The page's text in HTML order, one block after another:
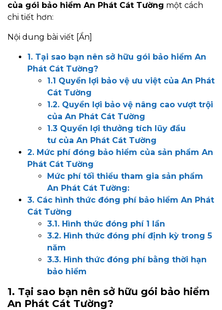
của gói bảo hiểm An Phát Cát Tường một cách
chi tiết hơn:
Nội dung bài viết [Ẩn]
1. Tại sao bạn nên sở hữu gói bảo hiểm An
Phát Cát Tường?
1.1 Quyền lợi bảo vệ ưu việt của An Phát
Cát Tường
1.2. Quyền lợi bảo vệ nâng cao vượt trội
của An Phát Cát Tường
1.3 Quyền lợi thưởng tích lũy đầu
tư của An Phát Cát Tường
2. Mức phí đóng bảo hiểm của sản phẩm An
Phát Cát Tường
Mức phí tối thiểu tham gia sản phẩm
An Phát Cát Tường:
3. Các hình thức đóng phí bảo hiểm An Phát
Cát Tường
3.1. Hình thức đóng phí 1 lần
3.2. Hình thức đóng phí định kỳ trong 5
năm
3.3. Hình thức đóng phí bằng thời hạn
bảo hiểm
1. Tại sao bạn nên sở hữu gói bảo hiểm
An Phát Cát Tường?